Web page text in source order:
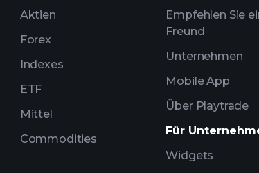
Aktien
Forex
Indexes
ETF
Mittel
Commodities
Empfehlen Sie
Freund
Unternehmen
Mobile App
Über Playtrade
Für
Widgets